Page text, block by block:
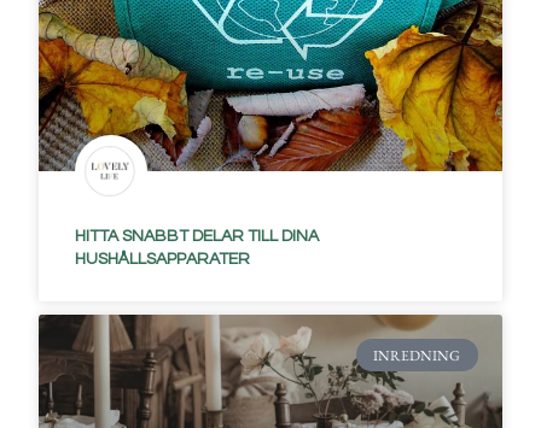
HITTA SNABBT DELAR TILL DINA
HUSHÅLLSAPPARATER
INREDNING